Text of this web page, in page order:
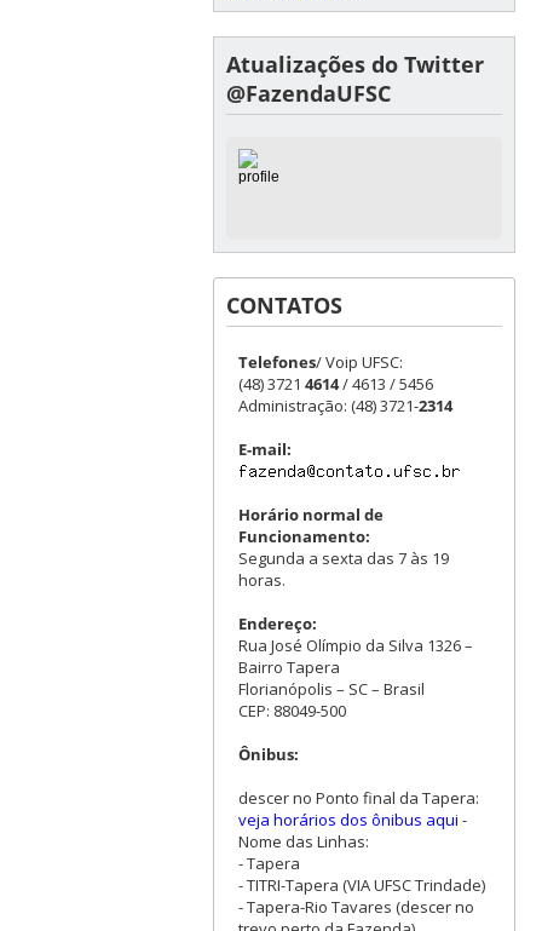
Atualizações do Twitter
@FazendaUFSC
CONTATOS
Telefones/ Voip UFSC:
(48) 3721 4614/ 4613 / 5456
Administração: (48) 3721-2314
E-mail:
Horário normal de
Funcionamento:
Segunda a sexta das 7 às 19
horas.
Endereço:
Rua José Olímpio da Silva 1326 –
Bairro Tapera
Florianópolis – SC – Brasil
CEP: 88049-500
Ônibus:
descer no Ponto final da Tapera:
veja horários dos ônibus aqui -
Nome das Linhas:
- Tapera
- TITRI-Tapera (VIA UFSC Trindade)
- Tapera-Rio Tavares (descer no